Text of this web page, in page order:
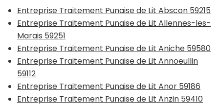
Entreprise Traitement Punaise de Lit Abscon 59215
Entreprise Traitement Punaise de Lit Allennes-les-
Marais 59251
Entreprise Traitement Punaise de Lit Aniche 59580
Entreprise Traitement Punaise de Lit Annoeullin
59112
Entreprise Traitement Punaise de Lit Anor 59186
Entreprise Traitement Punaise de Lit Anzin 59410